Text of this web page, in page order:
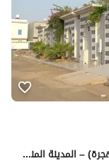
استراحة وقاعة مناسبات للبيع – مخطط السكب (الهجرة) – المدينة المنورة